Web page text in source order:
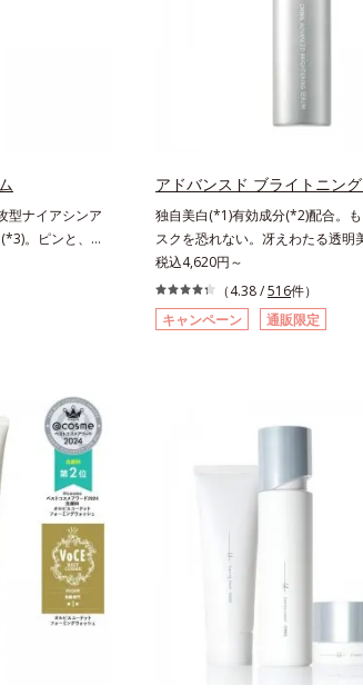
型ナイアシンア
。ピンと、パ
改善×美白(*1)
研究で見出し
体(*2)と浸透サ
・美白の有効成
生を促進し、年
ワを改善しなが
来のシミ・ソバ
究に基づいた浸
ハリ感をプラ
チャーで、"顔全
えているシワは
死角のシワの改
ラニンの生成を
ナイアシンアミ
）*3 角層まで*4
アドバンスド ブライトニン
独自美白(*1)有効成分(*2)配合。
スクを恐れない。冴えわたる透明
端肌科学が導く、透明感あふれる
の自分の肌も未来の肌もあきらめ
最高の冴えわたる透明美肌(*4)を目
肌の阻害要因となるうるおい不足
(*1)有効成分「m-ピクセノール（
ールW）」を配合。シミの原因に
る“メラニンの塊”を居座らせない
出サポート(*5)の2ステップでメラ
抑え、シミ・ソバカスを防ぎます
手に取った時、なじませた時、後
変化するテクスチャーは、肌にす
した。*1 メラニンの蓄積を抑え、
スを防ぐ*2 デクスパンテノール
きるシミのこと*4 うるおいによる
税込4,620円～
（4.38 /516件）
キャンペーン
通販限定